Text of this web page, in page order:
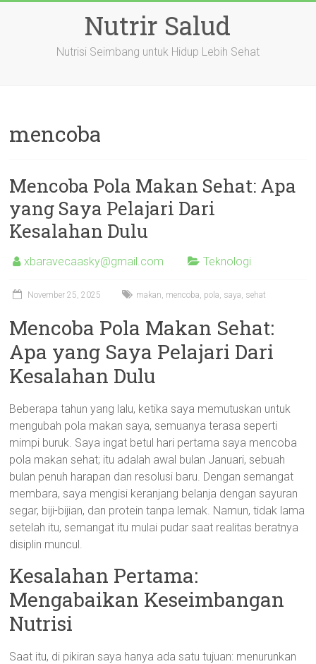
Nutrir Salud
Nutrisi Seimbang untuk Hidup Lebih Sehat
mencoba
Mencoba Pola Makan Sehat: Apa
yang Saya Pelajari Dari
Kesalahan Dulu
xbaravecaasky@gmail.com Teknologi
November 25, 2025 makan, mencoba, pola, saya, sehat
Mencoba Pola Makan Sehat:
Apa yang Saya Pelajari Dari
Kesalahan Dulu
Beberapa tahun yang lalu, ketika saya memutuskan untuk
mengubah pola makan saya, semuanya terasa seperti
mimpi buruk. Saya ingat betul hari pertama saya mencoba
pola makan sehat; itu adalah awal bulan Januari, sebuah
bulan penuh harapan dan resolusi baru. Dengan semangat
membara, saya mengisi keranjang belanja dengan sayuran
segar, biji-bijian, dan protein tanpa lemak. Namun, tidak lama
setelah itu, semangat itu mulai pudar saat realitas beratnya
disiplin muncul.
Kesalahan Pertama:
Mengabaikan Keseimbangan
Nutrisi
Saat itu, di pikiran saya hanya ada satu tujuan: menurunkan